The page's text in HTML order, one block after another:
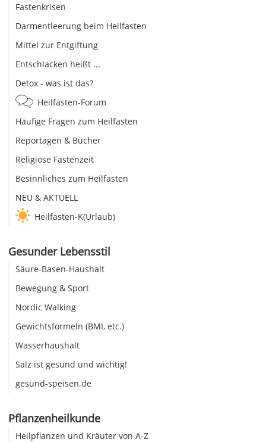
Fastenkrisen
Darmentleerung beim Heilfasten
Mittel zur Entgiftung
Entschlacken heißt ...
Detox - was ist das?
Heilfasten-Forum
Häufige Fragen zum Heilfasten
Reportagen & Bücher
Religiöse Fastenzeit
Besinnliches zum Heilfasten
NEU & AKTUELL
Heilfasten-K(Urlaub)
Gesunder Lebensstil
Säure-Basen-Haushalt
Bewegung & Sport
Nordic Walking
Gewichtsformeln (BMI, etc.)
Wasserhaushalt
Salz ist gesund und wichtig!
gesund-speisen.de
Pflanzenheilkunde
Heilpflanzen und Kräuter von A-Z